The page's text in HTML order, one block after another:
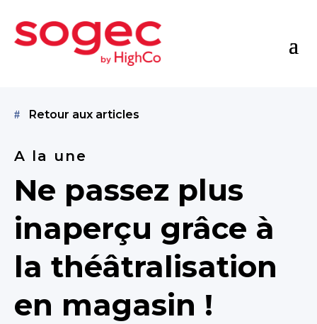
Retour aux articles
A la une
Ne passez plus
inaperçu grâce à
la théâtralisation
en magasin !